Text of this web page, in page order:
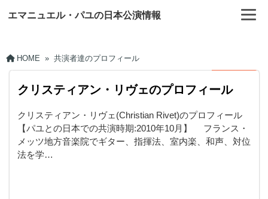
エマニュエル・パユの日本公演情報
HOME » 共演者達のプロフィール
クリスティアン・リヴェのプロフィール
クリスティアン・リヴェ(Christian Rivet)のプロフィール
【パユとの日本での共演時期:2010年10月】 フランス・
メッツ地方音楽院でギター、指揮法、室内楽、和声、対位
法を学…